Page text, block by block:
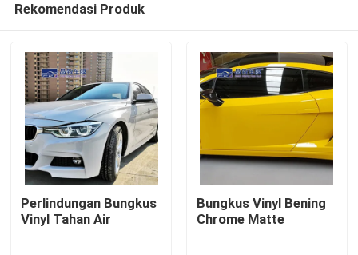
Rekomendasi Produk
Perlindungan Bungkus
Vinyl Tahan Air
Bungkus Vinyl Bening
Chrome Matte